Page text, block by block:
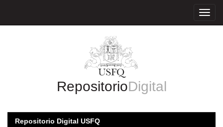
RepositorioDigital
Repositorio Digital USFQ